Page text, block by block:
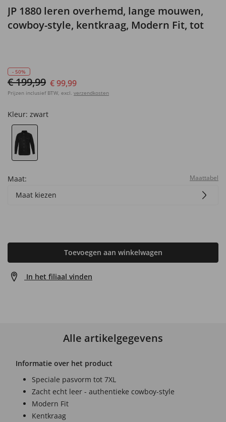
JP 1880 leren overhemd, lange mouwen,
cowboy-style, kentkraag, Modern Fit, tot
- 50%
€ 199,99 € 99,99
Prijzen inclusief BTW, excl. verzendkosten
Kleur: zwart
Maat: Maattabel
Maat kiezen
Toevoegen aan winkelwagen
In het filiaal vinden
Alle artikelgegevens
Informatie over het product
Speciale pasvorm tot 7XL
Zacht echt leer - authentieke cowboy-style
Modern Fit
Kentkraag